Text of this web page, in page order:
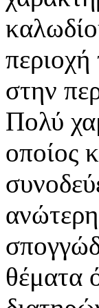
στην
Πολύ
οποίος
θέματα